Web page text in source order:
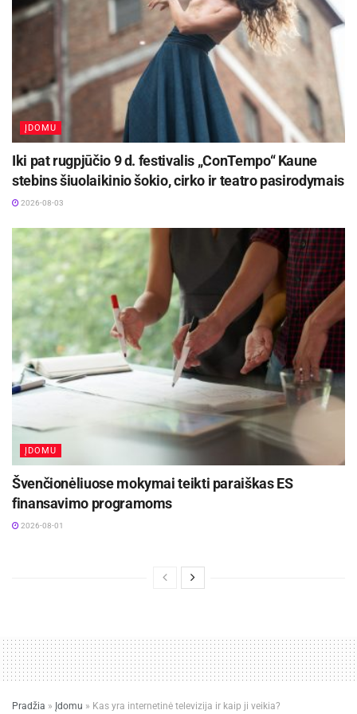
ĮDOMU
Iki pat rugpjūčio 9 d. festivalis „ConTempo“ Kaune
stebins šiuolaikinio šokio, cirko ir teatro pasirodymais
2026-08-03
ĮDOMU
Švenčionėliuose mokymai teikti paraiškas ES
finansavimo programoms
2026-08-01
Pradžia » Įdomu » Kas yra internetinė televizija ir kaip ji veikia?